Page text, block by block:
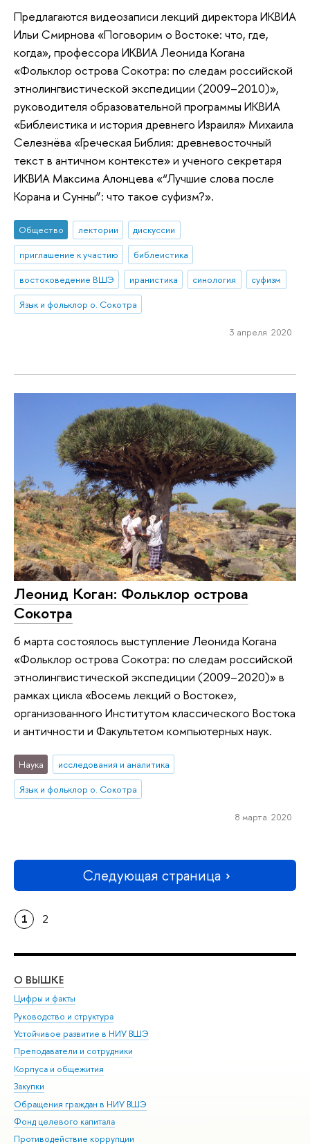
Предлагаются видеозаписи лекций директора ИКВИА
Ильи Смирнова «Поговорим о Востоке: что, где,
когда», профессора ИКВИА Леонида Когана
«Фольклор острова Сокотра: по следам российской
этнолингвистической экспедиции (2009–2010)»,
руководителя образовательной программы ИКВИА
«Библеистика и история древнего Израиля» Михаила
Селезнёва «Греческая Библия: древневосточный
текст в античном контексте» и ученого секретаря
ИКВИА Максима Алонцева «“Лучшие слова после
Корана и Сунны”: что такое суфизм?».
Общество лектории
дискуссии
приглашение к участию
библеистика
востоковедение ВШЭ
иранистика синология
суфизм
Язык и фольклор о. Сокотра
3 апреля 2020
Леонид Коган: Фольклор острова
Сокотра
6 марта состоялось выступление Леонида Когана
«Фольклор острова Сокотра: по следам российской
этнолингвистической экспедиции (2009–2020)» в
рамках цикла «Восемь лекций о Востоке»,
организованного Институтом классического Востока
и античности и Факультетом компьютерных наук.
Наука
исследования и аналитика
Язык и фольклор о. Сокотра
8 марта 2020
Следующая страница
1 2
О ВЫШКЕ
Цифры и факты
Руководство и структура
Устойчивое развитие в НИУ ВШЭ
Преподаватели и сотрудники
Корпуса и общежития
Закупки
Обращения граждан в НИУ ВШЭ
Фонд целевого капитала
Противодействие коррупции